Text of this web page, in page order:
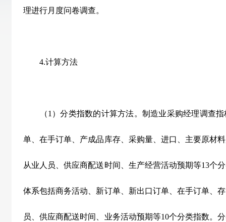
理进行月度问卷调查。
4.计算方法
（1 ）分类指数的计算方法。制造业采购经理调查
单、在手订单、产成品库存、采购量、进口、主要原材
从业人员、供应商配送时间、生产经营活动预期等13个
体系包括商务活动、新订单、新出口订单、在手订单、
员、供应商配送时间、业务活动预期等10个分类指数。